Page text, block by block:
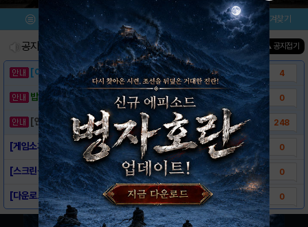
메뉴 이벤트/미션 설치/평가 즐겨찾기
공지사항 진행중인 이벤트0 건 ▲ 공지접기
[이벤트] 웃음으로 매일매일 해피! 유머 게시.. 4
밥알이의 헝앱통신 ⑲ “밥알이, 드디어 멀티를.. 0
[안내] 헝그리앱 필수 상식! 밥알 획득 안내.. 248
[게임소개] - Bloons TD5 0
[스크린샷] - Bloons TD5 0
[다운로드링크] - Bloons TD5 0